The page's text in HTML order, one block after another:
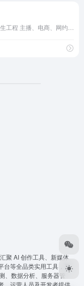
聚 AI 创作工具、新媒体
台等全品类实用工具，覆
数据分析、服务器管
、运营人员及开发者提供